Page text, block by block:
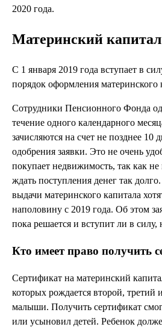
2020 года.
Материнский капитал
С 1 января 2019 года вступает в
порядок оформления материнского
Сотрудники Пенсионного Фонда
течение одного календарного
зачисляются на счет не позднее 10
одобрения заявки. Это не очень
покупает недвижимость, так как не
ждать поступления денег так
выдачи материнского капитала
наполовину с 2019 года. Об этом
пока решается и вступит ли в силу,
Кто имеет право получить
Сертификат на материнский
которых рождается второй,
малыши. Получить сертификат
или усыновил детей. Ребенок